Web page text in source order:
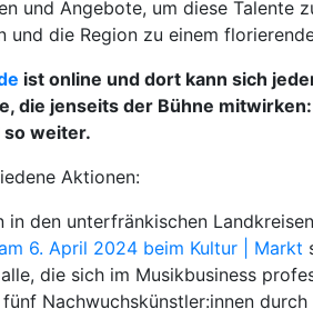
und Angebote, um diese Talente
und die Region zu einem
ist online und dort kann sich
die jenseits der Bühne
so weiter.
Aktionen:
den unterfränkischen
6. April 2024 beim Kultur | Markt
die sich im Musikbusiness
Nachwuchskünstler:innen